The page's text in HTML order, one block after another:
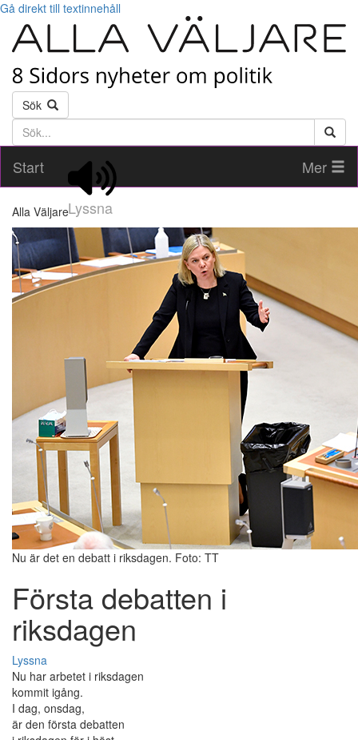
Gå direkt till textinnehåll
Sök
Söktext
Start
Lyssna
Mer
Alla Väljare
Nu är det en debatt i riksdagen. Foto: TT
Första debatten i
riksdagen
Lyssna
Nu har arbetet i riksdagen
kommit igång.
I dag, onsdag,
är den första debatten